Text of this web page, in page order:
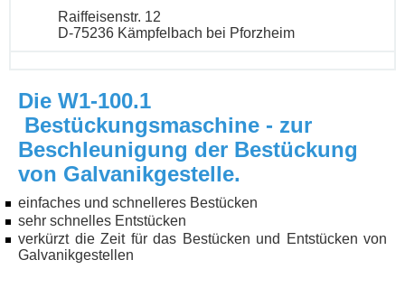
Raiffeisenstr. 12
D-75236 Kämpfelbach bei Pforzheim
Die W1-100.1
Bestückungsmaschine - zur
Beschleunigung der Bestückung
von Galvanikgestelle.
einfaches und schnelleres Bestücken
sehr schnelles Entstücken
verkürzt die Zeit für das Bestücken und Entstücken von
Galvanikgestellen